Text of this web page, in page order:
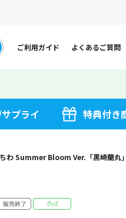
ご利用ガイド よくあるご質問
プライ 特典付き
わ Summer Bloom Ver.「黒崎蘭丸」